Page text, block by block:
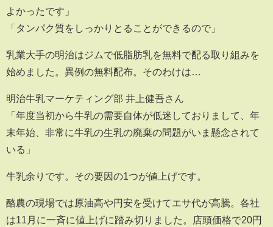
よかったです」
「タンパク質をしっかりとることができるので」
乳業大手の明治はジムで低脂肪乳を無料で配る取り組みを
始めました。異例の無料配布。そのわけは…
明治牛乳マーケティング部 井上健吾さん
「年度当初から牛乳の需要自体が低迷しておりまして、年
末年始、非常に牛乳の生乳の廃棄の問題がいま懸念されて
いる」
牛乳余りです。その要因の1つが値上げです。
酪農の現場では原油高や円安を受けてエサ代が高騰。各社
は11月に一斉に値上げに踏み切りました。店頭価格で20円